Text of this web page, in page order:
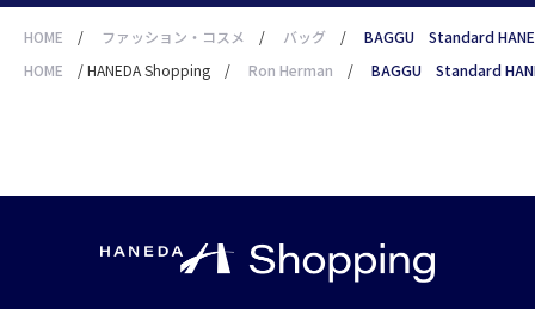
HOME / ファッション・コスメ / バッグ /
BAGGU Standard
HOME
/HANEDA Shopping / Ron Herman / BAGGU Standard